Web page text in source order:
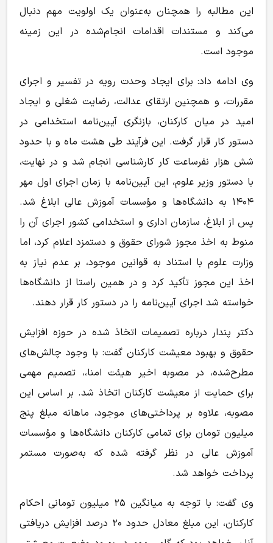
این مطالبه را همچنان به‌عنوان یک اولویت مهم دنبال
می‌کند و مستندات اقدامات انجام‌شده در این زمینه
موجود است.
وی ادامه داد: برای ایجاد وحدت رویه در تفسیر و اجرای
مقررات، و همچنین ارتقای عدالت، رضایت شغلی و ایجاد
امید در میان کارکنان، بازنگری آیین‌نامه استخدامی در
دستور کار قرار گرفت. این فرآیند طی هشت ماه و با حدود
شش هزار نفرساعت کار کارشناسی انجام شد و در نهایت،
با دستور وزیر علوم، این آیین‌نامه با زمان اجرای اول مهر
۱۴۰۴ به دانشگاه‌ها و مؤسسات آموزش عالی ابلاغ شد.
پس از ابلاغ، سازمان اداری و استخدامی کشور اجرای آن را
منوط به اخذ مجوز شورای حقوق و دستمزد اعلام کرد، اما
وزارت علوم با استناد به قوانین موجود، بر عدم نیاز به
اخذ این مجوز تأکید کرد و در همین راستا از دانشگاه‌ها
خواسته شد اجرای آیین‌نامه را در دستور کار قرار دهند.
دکتر پندار درباره تصمیمات اتخاذ شده در حوزه افزایش
حقوق و بهبود معیشت کارکنان گفت: با وجود چالش‌های
مطرح‌شده، در مصوبه اخیر هیئت امنا،، تصمیم مهمی
برای حمایت از معیشت کارکنان اتخاذ شد. بر اساس این
مصوبه، علاوه بر پرداختی‌های موجود، ماهانه مبلغ پنج
میلیون تومان برای تمامی کارکنان دانشگاه‌ها و مؤسسات
آموزش عالی در نظر گرفته شده که به‌صورت مستمر
پرداخت خواهد شد.
وی گفت: با توجه به میانگین ۲۵ میلیون تومانی احکام
کارکنان، این مبلغ معادل حدود ۲۰ درصد افزایش دریافتی